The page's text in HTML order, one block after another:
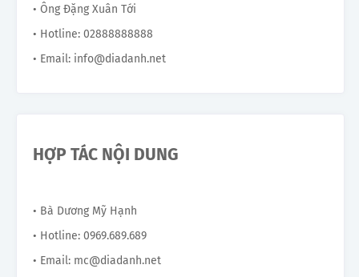
• Ông Đặng Xuân Tới
• Hotline: 02888888888
• Email: info@diadanh.net
HỢP TÁC NỘI DUNG
• Bà Dương Mỹ Hạnh
• Hotline: 0969.689.689
• Email: mc@diadanh.net